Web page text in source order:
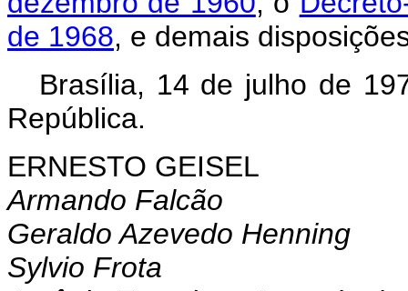
de 1968, e demais
Brasília, 14 de julho de
República.
ERNESTO GEISEL
Armando Falcão
Geraldo Azevedo Henning
Sylvio Frota